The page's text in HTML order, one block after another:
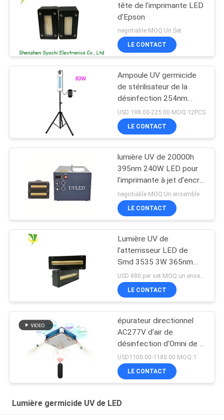
tête de l'imprimante LED
d'Epson
negotiable MOQ:Un Set
LE CONTACT
Ampoule UV germicide
de stérilisateur de la
désinfection 254nm
bactéricide UV-C
portative de lumière UV
USD 198.00-225.00 MOQ:12PCS
LE CONTACT
lumière UV de 20000h
395nm 240W LED pour
l'imprimante à jet d'encre
Machine
negotiable MOQ:Un ensemble
LE CONTACT
Lumière UV de
l'atterrisseur LED de
Smd 3535 3W 365nm
385nm 395nm 405nm
LE CONTACT
épurateur directionnel
AC277V d'air de
désinfection d'Omni de la
lampe 150W UV
germicide
USD1100.00-1180.00 MOQ:1
LE CONTACT
Lumière germicide UV de LED